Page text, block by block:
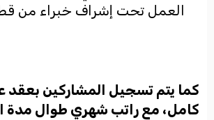
العمل تحت إشراف خبراء من
كما يتم تسجيل المشاركين بعقد
كامل، مع راتب شهري طوال مدة